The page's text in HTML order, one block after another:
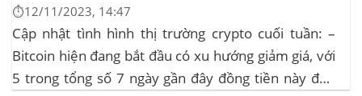
⏱️12/11/2023, 14:47
Cập nhật tình hình thị trường crypto cuối tuần: –
Bitcoin hiện đang bắt đầu có xu hướng giảm giá, với
5 trong tổng số 7 ngày gần đây đồng tiền này đều